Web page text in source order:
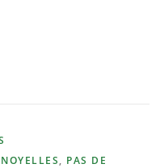
NOYELLES, PAS DE